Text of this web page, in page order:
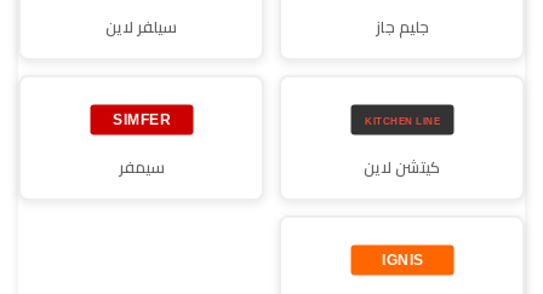
جليم جاز سيلفر لاين
كيتشن لاين سيمفر